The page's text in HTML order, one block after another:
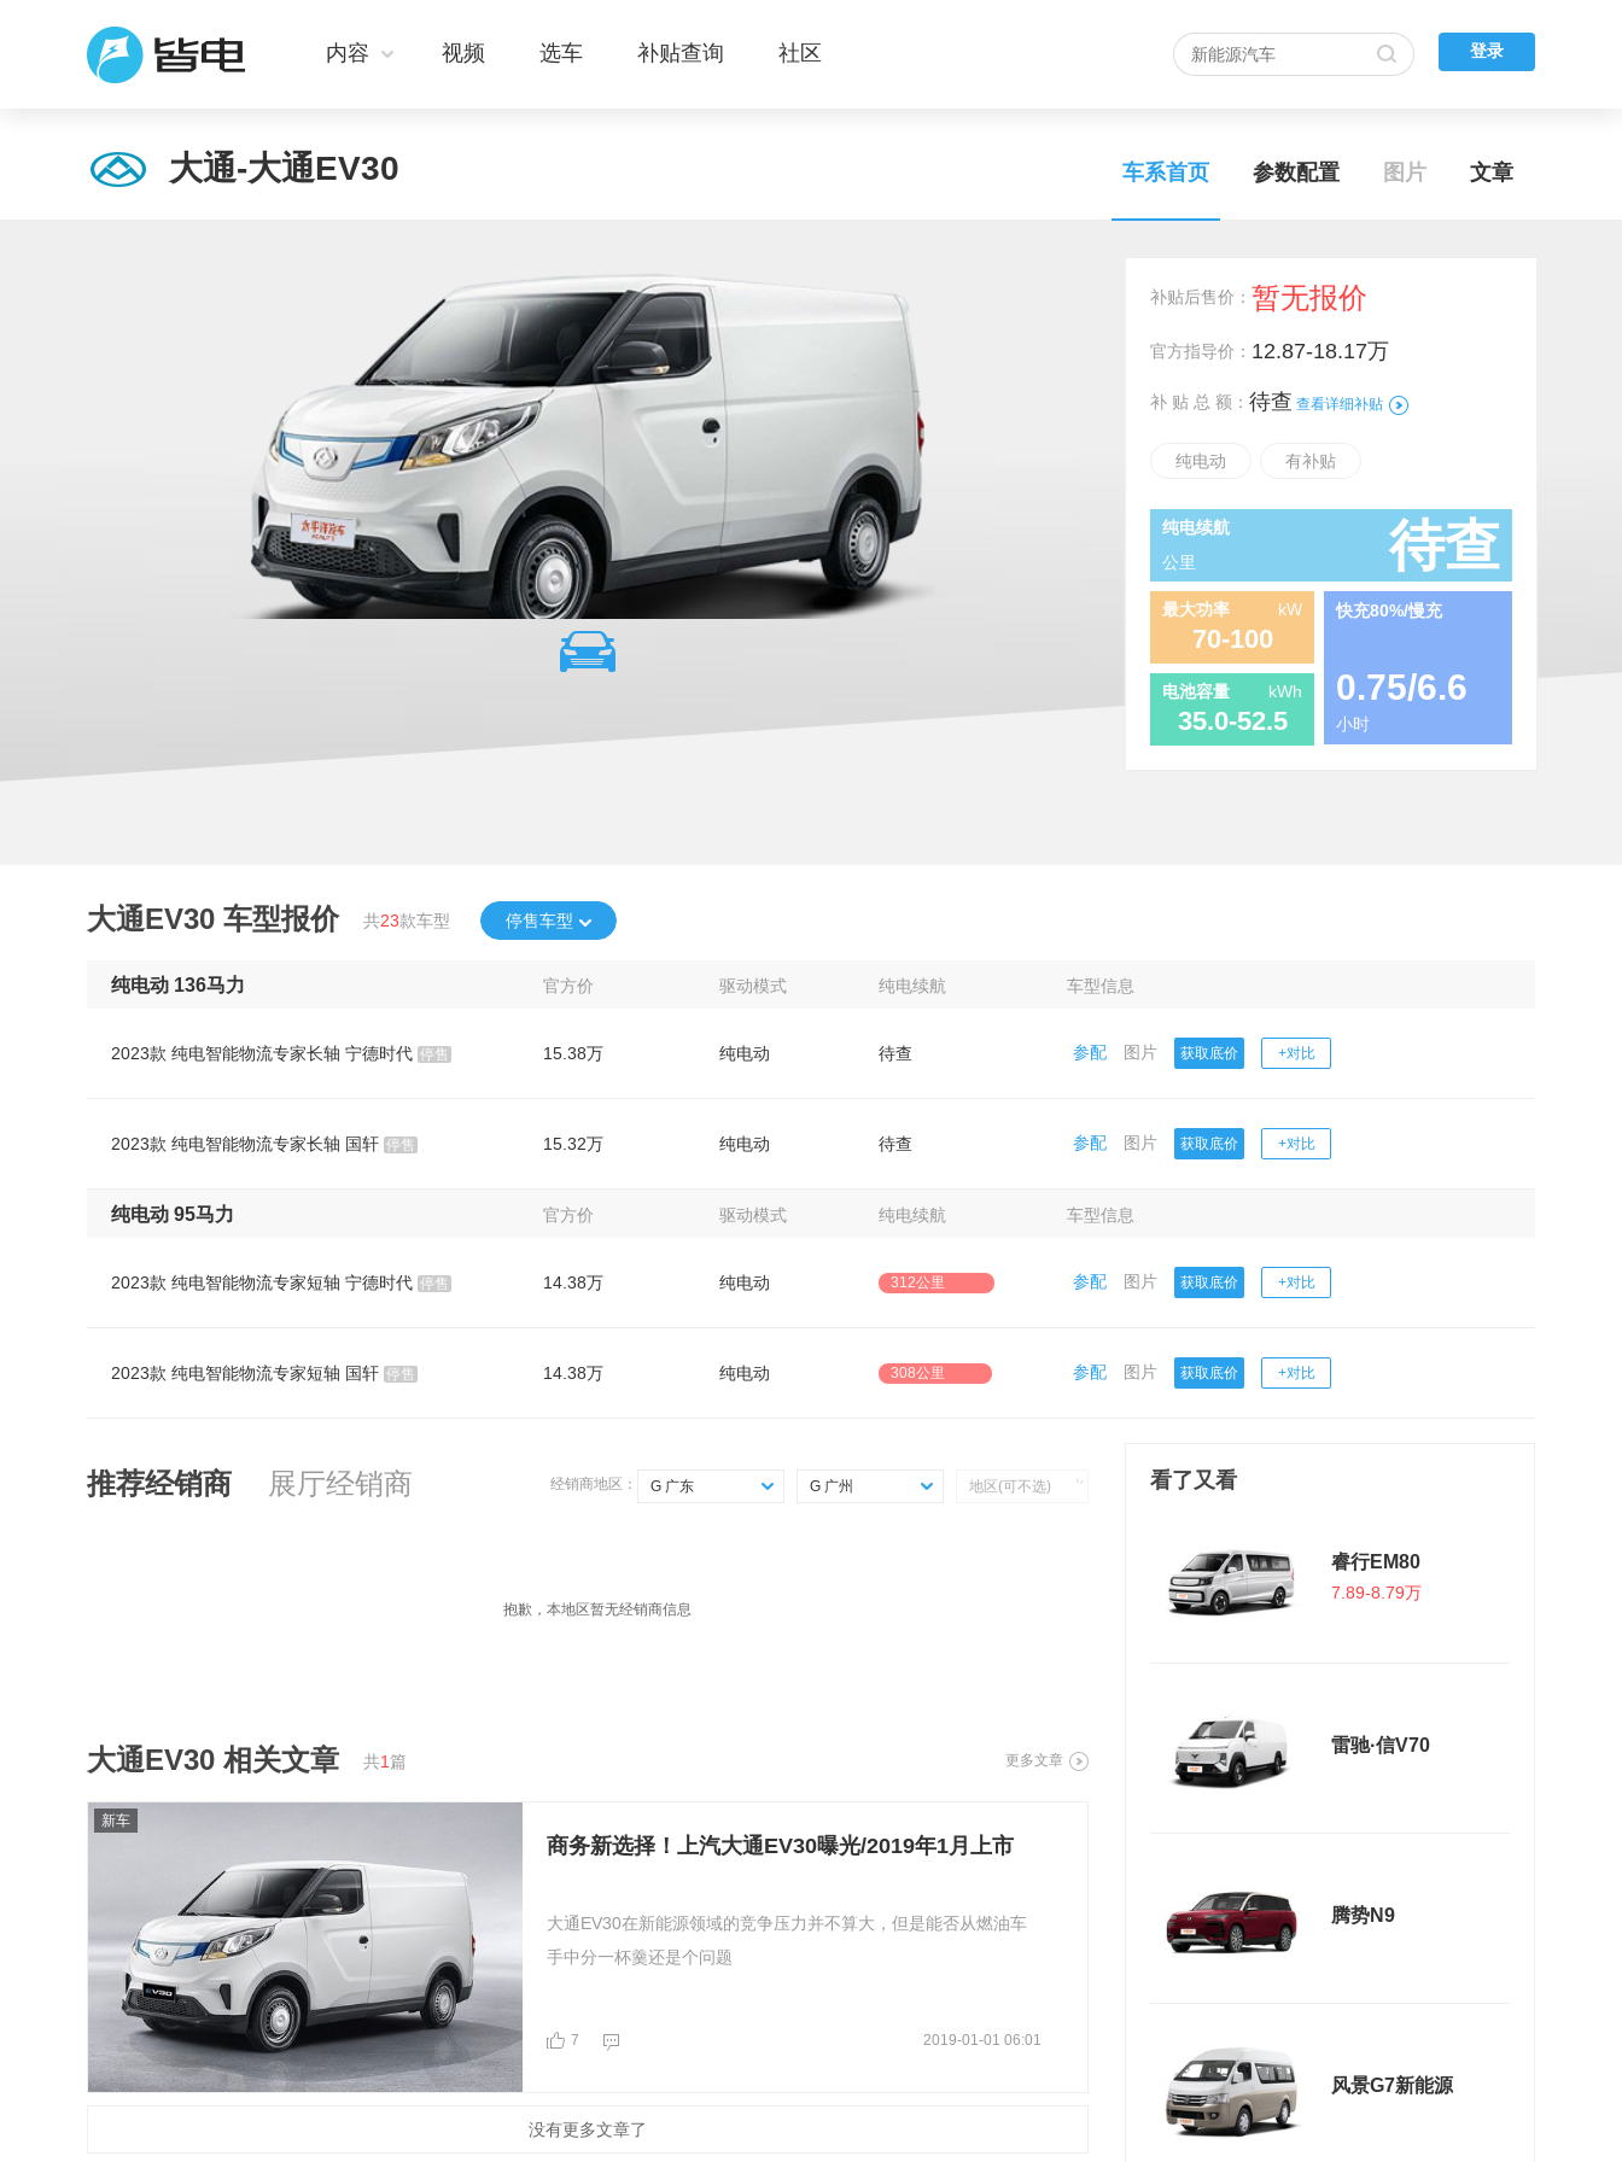
内容 视频 选车 补贴查询 社区 登录
大通-大通EV30 车系首页 参数配置 图片 文章
补贴后售价： 暂无报价
官方指导价： 12.87-18.17万
补 贴 总 额： 待查 查看详细补贴
纯电动 有补贴
纯电续航
公里
待查
最大功率 kW
70-100
电池容量 kWh
35.0-52.5
快充80%/慢充
0.75/6.6
小时
大通EV30 车型报价 共23款车型 停售车型
纯电动 136马力 官方价 驱动模式 纯电续航 车型信息
2023款 纯电智能物流专家长轴 宁德时代 停售 15.38万 纯电动 待查 参配 图片 获取底价 +对比
2023款 纯电智能物流专家长轴 国轩 停售 15.32万 纯电动 待查 参配 图片 获取底价 +对比
纯电动 95马力 官方价 驱动模式 纯电续航 车型信息
2023款 纯电智能物流专家短轴 宁德时代 停售 14.38万 纯电动 312公里 参配 图片 获取底价 +对比
2023款 纯电智能物流专家短轴 国轩 停售 14.38万 纯电动 308公里 参配 图片 获取底价 +对比
推荐经销商 展厅经销商 G 广东
A 安徽
H 湖北
H 黑龙江
G 广州
C 潮州
地区(可不选)
经销商地区：
抱歉，本地区暂无经销商信息
大通EV30 相关文章 共1篇 更多文章
新车
商务新选择！上汽大通EV30曝光/2019年1月上市
大通EV30在新能源领域的竞争压力并不算大，但是能否从燃油车
手中分一杯羹还是个问题
7 2019-01-01 06:01
没有更多文章了
看了又看
睿行EM80
7.89-8.79万
雷驰·信V70
腾势N9
风景G7新能源